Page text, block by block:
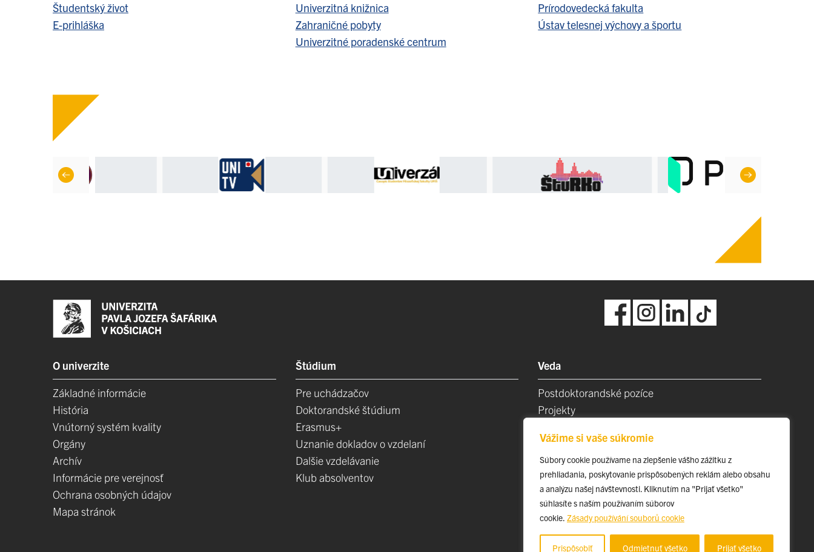
Vážime si vaše súkromie
Súbory cookie používame na zlepšenie vášho zážitku z
prehliadania, poskytovanie prispôsobených reklám alebo obsahu
a analýzu našej návštevnosti. Kliknutím na "Prijať všetko"
súhlasíte s naším používaním súborov
cookie. Zásady používání souborů cookie
Prispôsobiť Odmietnuť všetko Prijať všetko
Študentský život
E-prihláška
Univerzitná knižnica
Zahraničné pobyty
Univerzitné poradenské centrum
Prírodovedecká fakulta
Ústav telesnej výchovy a športu
O univerzite
Základné informácie
História
Vnútorný systém kvality
Orgány
Archív
Informácie pre verejnosť
Ochrana osobných údajov
Mapa stránok
Štúdium
Pre uchádzačov
Doktorandské štúdium
Erasmus+
Uznanie dokladov o vzdelaní
Dalšie vzdelávanie
Klub absolventov
Veda
Postdoktorandské pozíce
Projekty
TIP-UPJŠ
Vedecké parky
Evidencia publikačnej činnosti
Habilitačné a vymenúvacie konania